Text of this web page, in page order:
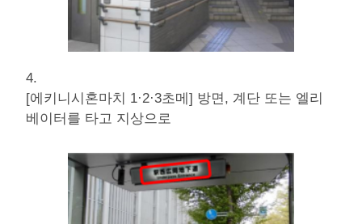
4.
[에키니시혼마치 1·2·3초메] 방면, 계단 또는 엘리
베이터를 타고 지상으로